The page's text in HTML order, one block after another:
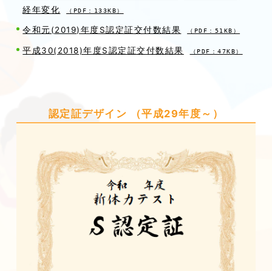
経年変化 （PDF：133KB）
令和元(2019)年度S認定証交付数結果 （PDF：51KB）
平成30(2018)年度S認定証交付数結果 （PDF：47KB）
認定証デザイン （平成29年度～）